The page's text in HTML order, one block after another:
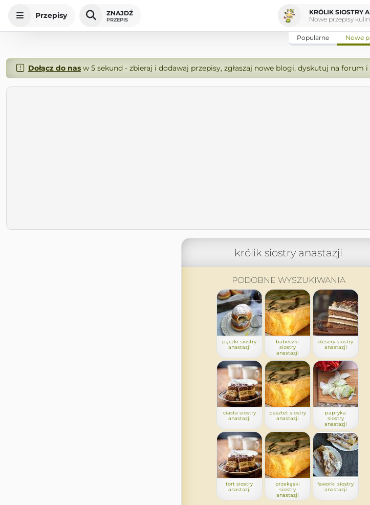
Przepisy ZNAJDŹ
PRZEPIS
KRÓLIK SIOSTRY
Nowe przepisy
Popularne Nowe
Dołącz do nasw 5 sekund - zbieraj i dodawaj przepisy, zgłaszaj nowe blogi, dyskutuj na forum i
królik siostry anastazji
PODOBNE WYSZUKIWANIA
pączki siostry
anastazji
babeczki
siostry
anastazji
desery siostry
anastazji
ciasta siostry
anastazji
pasztet siostry
anastazji
papryka
siostry
anastazji
tort siostry
anastazji
przekąski
siostry
anastazji
faworki siostry
anastazji